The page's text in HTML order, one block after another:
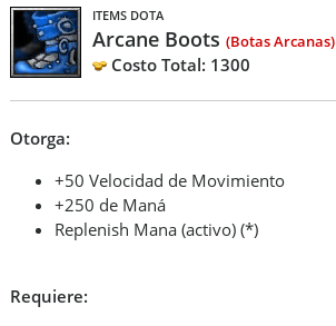
ITEMS DOTA
Arcane Boots (Botas Arcanas)
Costo Total: 1300
Otorga:
+50 Velocidad de Movimiento
+250 de Maná
Replenish Mana (activo) (*)
Requiere: